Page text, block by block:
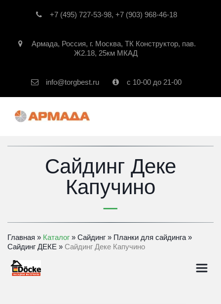
+7 (495) 727-53-98, +7 (903) 968-46-18
Армада, Россия, г. Москва, ТК Конструктор, пав.
Ж2.18, 25км МКАД
info@torgbest.ru с 10-00 до 21-00
Сайдинг Деке
Капучино
Главная » Каталог » Сайдинг » Планки для сайдинга
Сайдинг ДЕКЕ » Сайдинг Деке Капучино